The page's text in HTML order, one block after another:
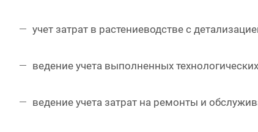
учет затрат в растениеводстве с
ведение учета выполненных
ведение учета затрат на ремонты и